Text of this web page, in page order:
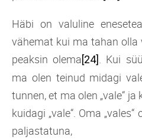
Häbi on valuline
vähemat kui ma tahan olla
peaksin olema[24]
. Kui
ma olen teinud midagi
tunnen, et ma olen „vale“
kuidagi „vale“. Oma
paljastatuna,